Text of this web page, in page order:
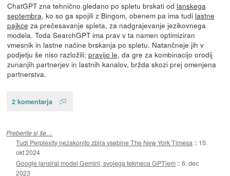
ChatGPT zna tehnično gledano po spletu brskati od lanskega
septembra, ko so ga spojili z Bingom, obenem pa ima tudi lastne
pajkce za prečesavanje spleta, za nadgrajevanje jezikovnega
modela. Toda SearchGPT ima prav v ta namen optimiziran
vmesnik in lastne načine brskanja po spletu. Natančneje jih v
podjetju še niso razložili; pravijo le, da gre za kombinacijo orodij
zunanjih partnerjev in lastnih kanalov, bržda skozi prej omenjena
partnerstva.
2 komentarja
Preberite si še…
Tudi Perplexity nezakonito zbira vsebine The New York Timesa :: 15.
okt 2024
Google lansiral model Gemini, svojega tekmeca GPTjem ::6. dec
2023